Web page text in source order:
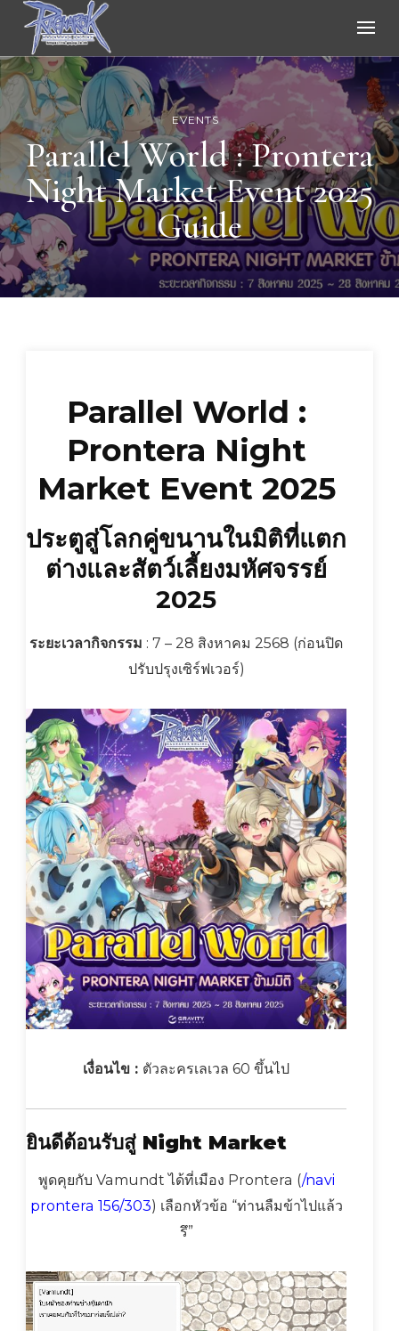
Ragnarok Online
EVENTS
Parallel World : Prontera
Night Market Event 2025
Guide
Parallel World :
Prontera Night
Market Event 2025
ประตูสู่โลกคู่ขนานในมิติที่แตก
ต่างและสัตว์เลี้ยงมหัศจรรย์
2025
ระยะเวลากิจกรรม : 7 – 28 สิงหาคม 2568 (ก่อนปิด
ปรับปรุงเซิร์ฟเวอร์)
เงื่อนไข : ตัวละครเลเวล 60 ขึ้นไป
ยินดีต้อนรับสู่ Night Market
พูดคุยกับ Vamundt ได้ที่เมือง Prontera (/navi
prontera 156/303) เลือกหัวข้อ “ท่านลืมข้าไปแล้ว
รึ”